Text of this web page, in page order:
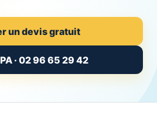
un devis gratuit
· 02 96 65 29 42